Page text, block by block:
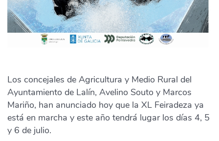
Los concejales de Agricultura y Medio Rural del
Ayuntamiento de Lalín, Avelino Souto y Marcos
Mariño, han anunciado hoy que la XL Feiradeza ya
está en marcha y este año tendrá lugar los días 4, 5
y 6 de julio.